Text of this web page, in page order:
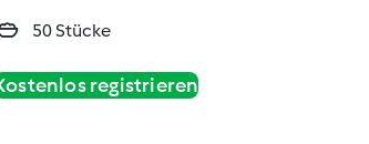
50 Stücke
registrieren